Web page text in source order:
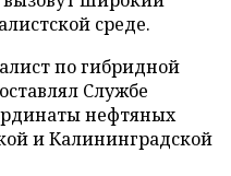
среде.
по гибридной
Службе
нефтяных
и Калининградской